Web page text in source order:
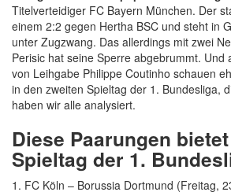
Titelverteidiger FC Bayern München. Der
einem 2:2 gegen Hertha BSC und steht in
unter Zugzwang. Das allerdings mit zwei
Perisic hat seine Sperre abgebrummt. Und
von Leihgabe Philippe Coutinho schauen
in den zweiten Spieltag der 1. Bundesliga,
haben wir alle analysiert.
Diese Paarungen
Spieltag der 1.
1. FC Köln – Borussia Dortmund (Freitag,